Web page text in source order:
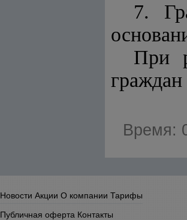
7.
При
Время:
Новости Акции О компании Тарифы
Публичная оферта Контакты